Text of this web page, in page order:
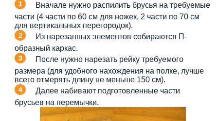
Вначале нужно распилить брусья на требуемые
части (4 части по 60 см для ножек, 2 части по 70 см
для вертикальных перегородок).
Из нарезанных элементов собираются П-
образный каркас.
После нужно нарезать рейку требуемого
размера (для удобного нахождения на полке, лучше
всего отмерять длину не меньше 150 см).
Далее набивают подготовленные части
брусьев на перемычки.